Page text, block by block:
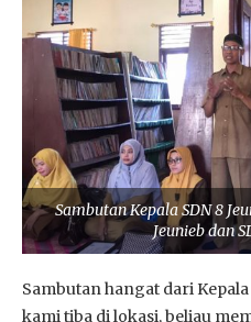
Sambutan Kepala SDN 8
Jeunieb dan
Sambutan hangat dari
kami tiba di lokasi, beliau